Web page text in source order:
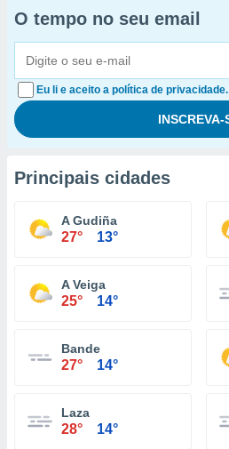
O tempo no seu email
Eu li e aceito a política de privacidade.
Principais cidades
A Gudiña
27° 13°
A Veiga
25° 14°
Bande
27° 14°
Laza
28° 14°